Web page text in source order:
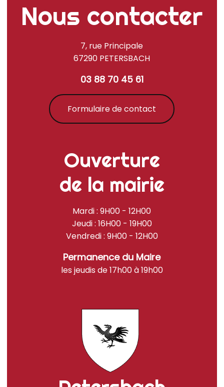
Nous contacter
7, rue Principale
67290 PETERSBACH
03 88 70 45 61
Formulaire de contact
Ouverture
de la mairie
Mardi : 9H00 - 12H00
Jeudi : 16H00 - 19H00
Vendredi : 9H00 - 12H00
Permanence du Maire
les jeudis de 17h00 à 19h00